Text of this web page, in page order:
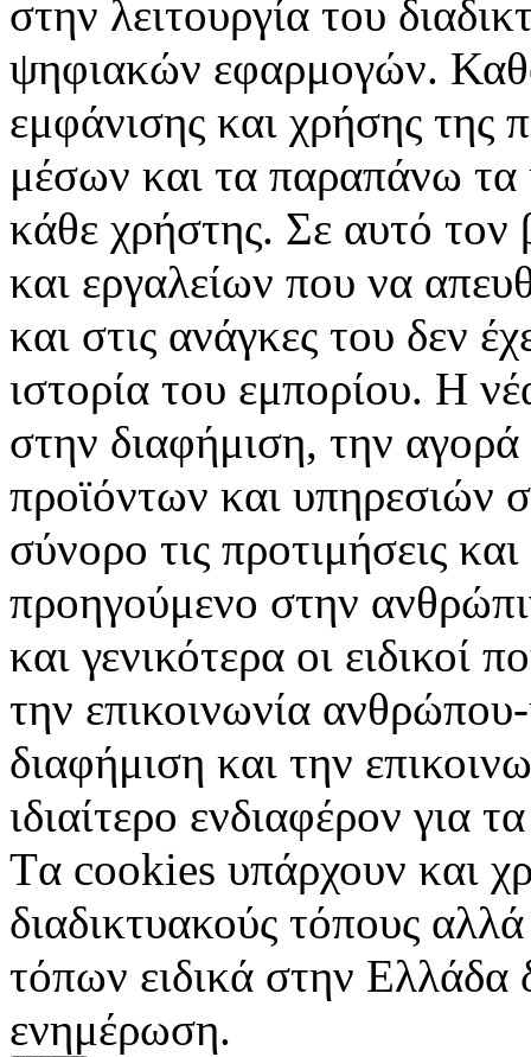
στην λειτουργία του
ψηφιακών εφαρμογών.
εμφάνισης και χρήσης της
μέσων και τα παραπάνω τα
κάθε χρήστης. Σε αυτό
και εργαλείων που να
και στις ανάγκες του δεν
ιστορία του εμπορίου. Η
στην διαφήμιση, την
προϊόντων και υπηρεσιών
σύνορο τις προτιμήσεις
προηγούμενο στην
και γενικότερα οι ειδικοί
την επικοινωνία
διαφήμιση και την
ιδιαίτερο ενδιαφέρον για
Tα cookies υπάρχουν και
διαδικτυακούς τόπους
τόπων ειδικά στην Ελλάδα
ενημέρωση.